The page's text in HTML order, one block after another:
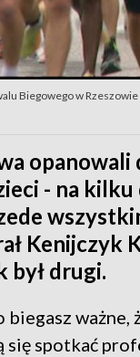
Biegowego w Rzeszowie
- na
Kenijczyk
był drugi.
biegasz
się spotkać